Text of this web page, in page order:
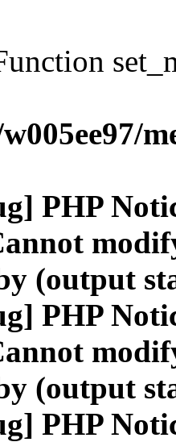
PHP
(output
PHP
(output
PHP